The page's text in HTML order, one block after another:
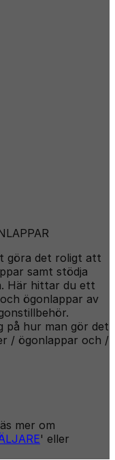
göra det roligt att
samt stödja
Här hittar du ett
ögonlappar av
på hur man gör det
/ ögonlappar och /
mer om
' eller